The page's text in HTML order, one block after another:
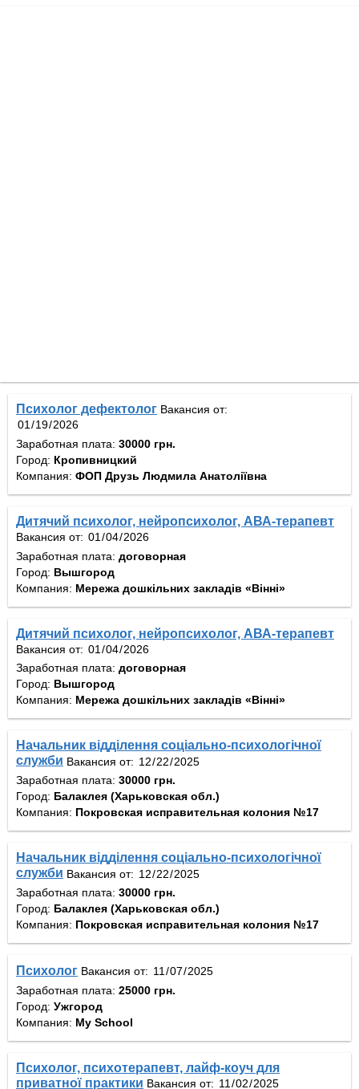
Психолог дефектолог Вакансия от:
Заработная плата: 30000 грн.
Город: Кропивницкий
Компания: ФОП Друзь Людмила Анатоліївна
Дитячий психолог, нейропсихолог, АВА-терапевт
Вакансия от:
Заработная плата: договорная
Город: Вышгород
Компания: Мережа дошкільних закладів «Вінні»
Дитячий психолог, нейропсихолог, АВА-терапевт
Вакансия от:
Заработная плата: договорная
Город: Вышгород
Компания: Мережа дошкільних закладів «Вінні»
Начальник відділення соціально-психологічної
служби Вакансия от:
Заработная плата: 30000 грн.
Город: Балаклея (Харьковская обл.)
Компания: Покровская исправительная колония №17
Начальник відділення соціально-психологічної
служби Вакансия от:
Заработная плата: 30000 грн.
Город: Балаклея (Харьковская обл.)
Компания: Покровская исправительная колония №17
Психолог Вакансия от:
Заработная плата: 25000 грн.
Город: Ужгород
Компания: My School
Психолог, психотерапевт, лайф-коуч для
приватної практики Вакансия от: